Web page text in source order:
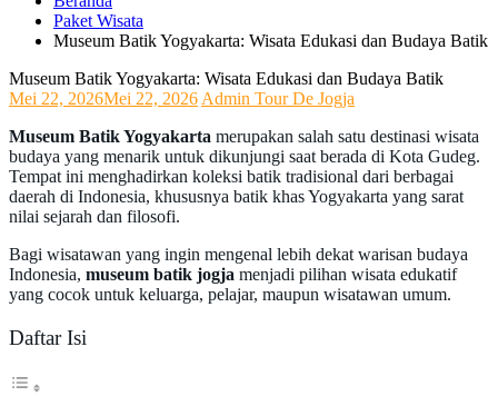
Paket Wisata
Museum Batik Yogyakarta: Wisata Edukasi dan Budaya Batik
Museum Batik Yogyakarta: Wisata Edukasi dan Budaya Batik
Mei 22, 2026Mei 22, 2026 Admin Tour De Jogja
Museum Batik Yogyakarta merupakan salah satu destinasi wisata
budaya yang menarik untuk dikunjungi saat berada di Kota Gudeg.
Tempat ini menghadirkan koleksi batik tradisional dari berbagai
daerah di Indonesia, khususnya batik khas Yogyakarta yang sarat
nilai sejarah dan filosofi.
Bagi wisatawan yang ingin mengenal lebih dekat warisan budaya
Indonesia, museum batik jogja menjadi pilihan wisata edukatif
yang cocok untuk keluarga, pelajar, maupun wisatawan umum.
Daftar Isi